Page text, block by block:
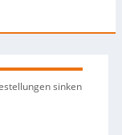
sinken